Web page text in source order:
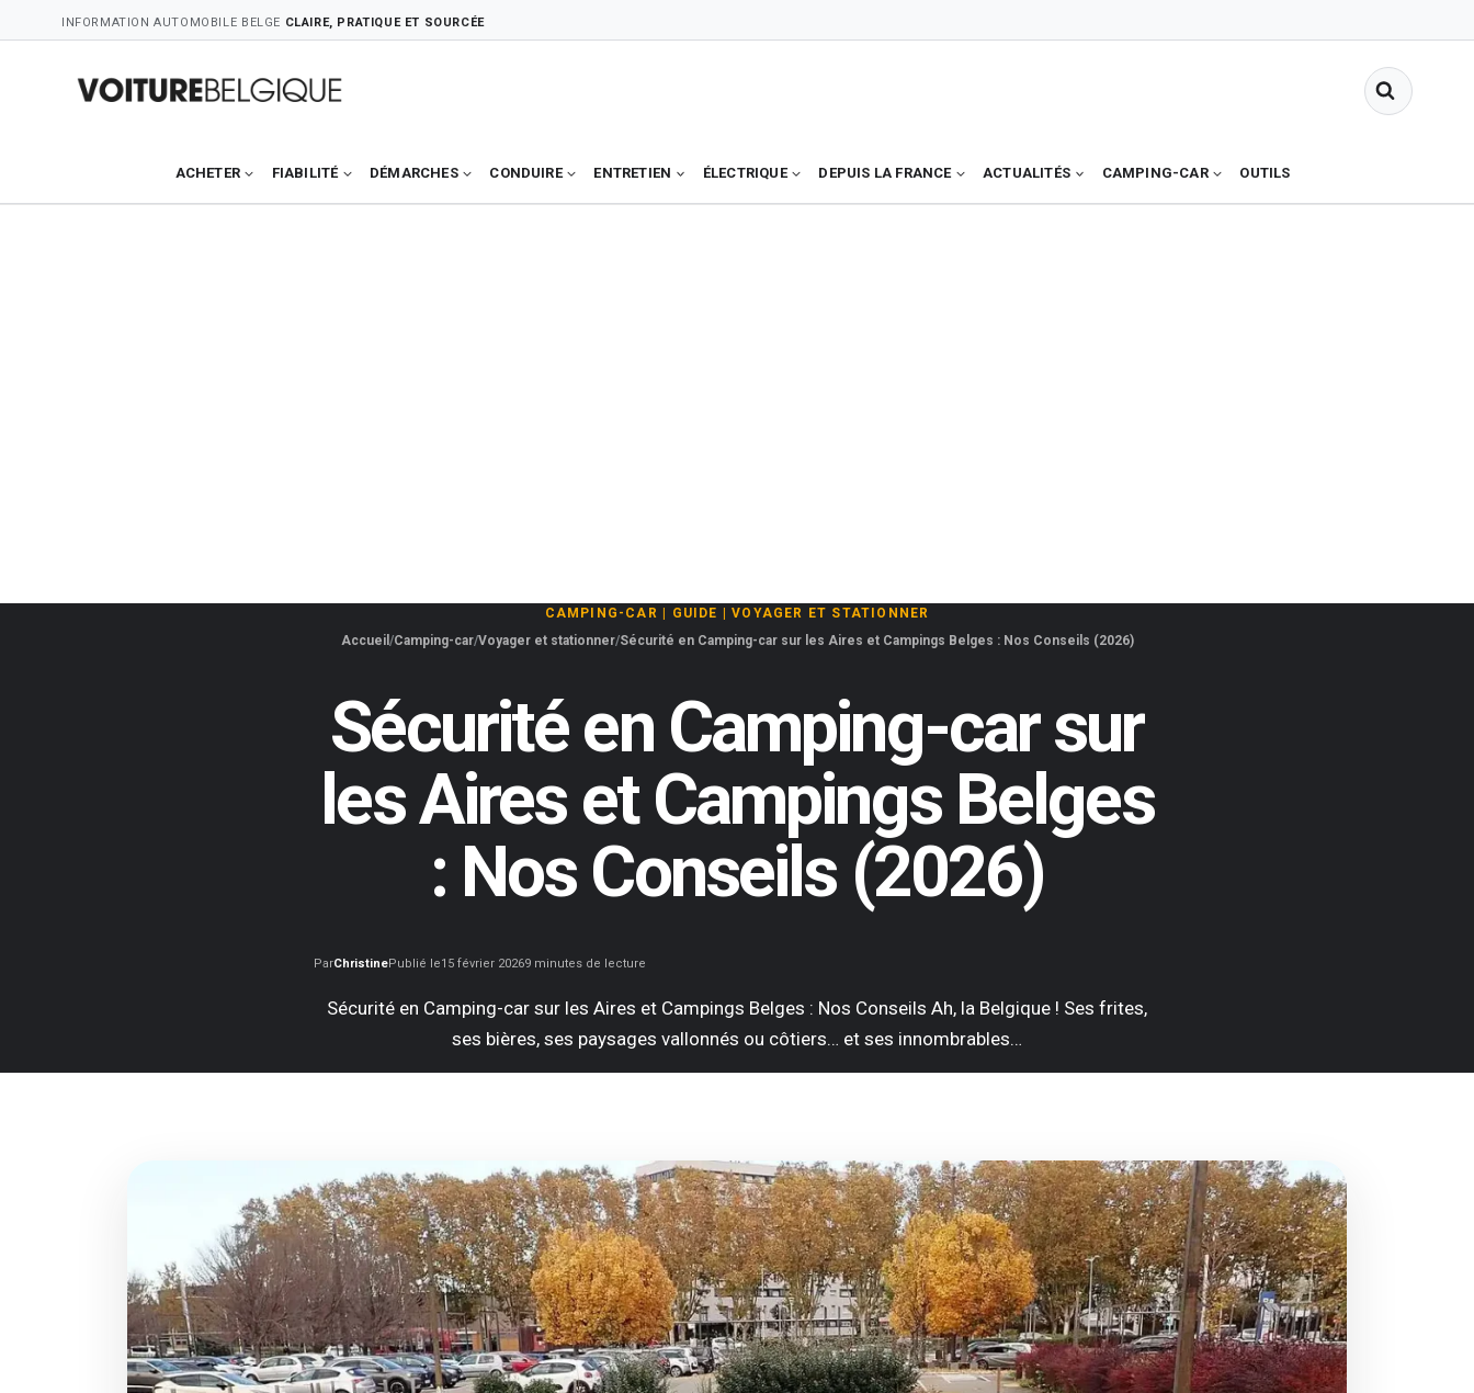
to
INFORMATION AUTOMOBILE BELGE CLAIRE, PRATIQUE ET SOURCÉE
ACHETER FIABILITÉ DÉMARCHES CONDUIRE ENTRETIEN ÉLECTRIQUE DEPUIS LA FRANCE ACTUALITÉS CAMPING-CAR OUTILS
CAMPING-CAR GUIDE |VOYAGER ET STATIONNER
Accueil Camping-car Voyager et stationner Sécurité en Camping-car sur les Aires et Campings Belges : Nos Conseils (2026)
Sécurité en Camping-car sur
les Aires et Campings Belges
: Nos Conseils (2026)
ParChristinePublié le15 février 20269 minutes de lecture
Sécurité en Camping-car sur les Aires et Campings Belges : Nos Conseils Ah, la Belgique ! Ses frites,
ses bières, ses paysages vallonnés ou côtiers… et ses innombrables…